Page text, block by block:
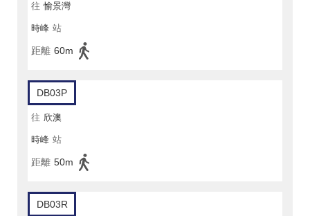
往 愉景灣
時峰 站
距離 60m
DB03P
往 欣澳
時峰 站
距離 50m
DB03R